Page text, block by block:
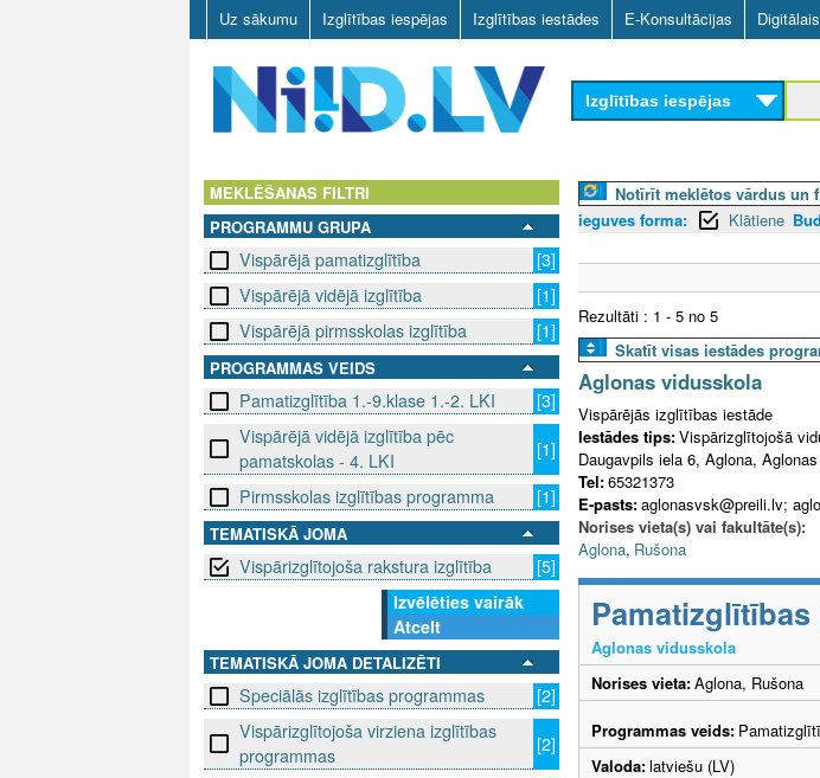
Skip
to
main
content
Uz sākumu Izglītības iespējas Izglītības iestādes E-Konsultācijas
D
L
Izglītības iespējas
MEKLĒŠANAS FILTRI
PROGRAMMU GRUPA
Vispārējā pamatizglītība
[3]
Vispārējā vidējā izglītība
[1]
Vispārējā pirmsskolas izglītība
[1]
PROGRAMMAS VEIDS
Pamatizglītība 1.-9.klase 1.-2. LKI
[3]
Vispārējā vidējā izglītība pēc
pamatskolas - 4. LKI
[1]
Pirmsskolas izglītības programma
[1]
TEMATISKĀ JOMA
Vispārizglītojoša rakstura izglītība
[5]
Izvēlēties vairāk
Atcelt
TEMATISKĀ JOMA DETALIZĒTI
Speciālās izglītības programmas
[2]
Vispārizglītojoša virziena izglītības
programmas
[2]
Notīrīt meklētos vārdus un
ieguves forma:
Klātiene
Rezultāti : 1 - 5 no 5
Skatīt visas iestādes
Aglonas vidusskola
Vispārējās izglītības iestāde
Iestādes tips:Vispārizglītojošā
Daugavpils iela 6, Aglona,
Tel:65321373
E-pasts:aglonasvsk@preili.lv;
Norises vieta(s) vai fakultāte(s):
Aglona, Rušona
Aglonas vidusskola
Norises vieta:Aglona, Rušona
Programmas veids:
Valoda:latviešu (LV)